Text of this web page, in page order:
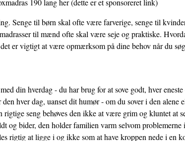
190 lang her(dette er et sponsoreret link)
Senge til børn skal ofte være farverige, senge til
til mænd ofte skal være seje og praktiske.
er vigtigt at være opmærksom på dine behov når du
din hverdag - du har brug for at sove godt, hver
hver dag, uanset dit humør - om du sover i den alene
rigtige seng behøves den ikke at være grim og kluntet at
og bider, den holder familien varm selvom problemerne
rigtig at ligge i og ikke som at have kroppen nede i en